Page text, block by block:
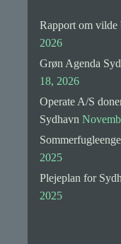
Rapport om vilde
2026
Grøn Agenda
18, 2026
Operate A/S
Sydhavn
2025
Plejeplan for
2025